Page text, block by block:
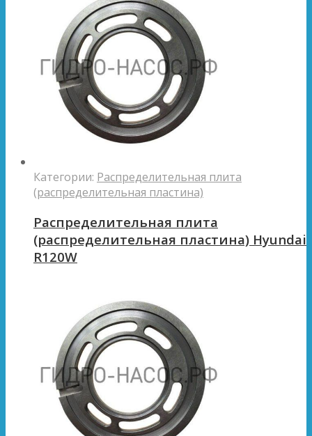
Категории: Распределительная плита
(распределительная пластина)
Распределительная плита
(распределительная пластина) Hyundai
R120W